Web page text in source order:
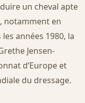
un cheval apte
, notamment en
les années 1980, la
Jensen-
d’Europe et
du dressage.